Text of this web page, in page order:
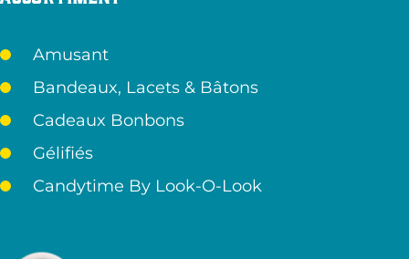
Amusant
Bandeaux, Lacets & Bâtons
Cadeaux Bonbons
Gélifiés
Candytime By Look-O-Look